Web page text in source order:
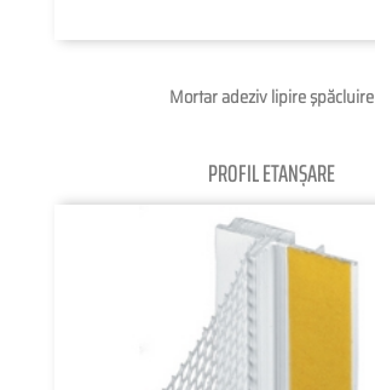
Mortar adeziv lipire şpăcluire
PROFIL ETANȘARE